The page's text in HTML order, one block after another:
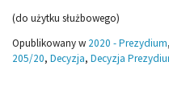
(do użytku służbowego)
Opublikowany w 2020 - Prezydium,
205/20, Decyzja, Decyzja